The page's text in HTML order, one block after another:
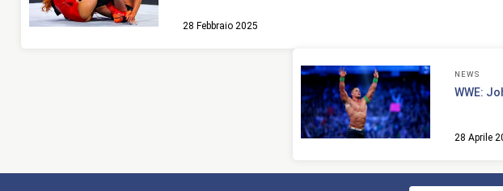
28 Febbraio 2025
NEWS
WWE:
28 Aprile